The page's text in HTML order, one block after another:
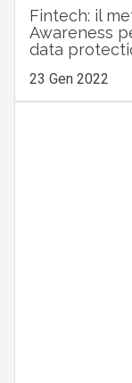
Fintech: il
Awareness
data
23 Gen 2022